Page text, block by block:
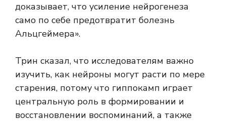
доказывает, что усиление нейрогенеза
само по себе предотвратит болезнь
Альцгеймера».
Трин сказал, что исследователям важно
изучить, как нейроны могут расти по мере
старения, потому что гиппокамп играет
центральную роль в формировании и
восстановлении воспоминаний, а также